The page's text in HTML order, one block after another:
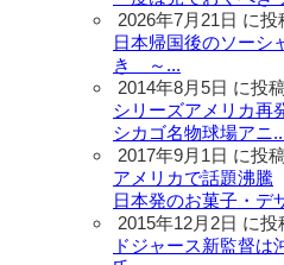
2026年7月21日 に投
日本帰国後のソーシ
き ～...
2014年8月5日 に投
シリーズアメリカ再
シカゴ名物球場アニ
2017年9月1日 に投
アメリカで話題沸騰
日本発のお菓子・デ
2015年12月2日 に投
ドジャース新監督は